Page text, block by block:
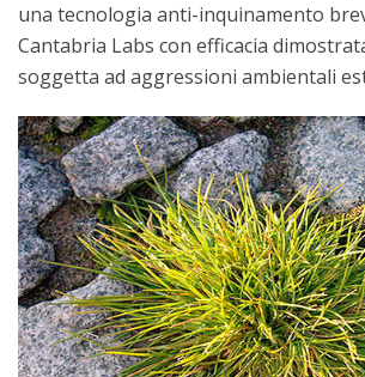
una tecnologia anti-inquinamento
Cantabria Labs con efficacia
soggetta ad aggressioni ambientali